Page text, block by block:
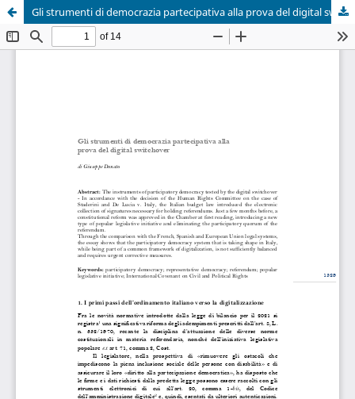
Gli strumenti di democrazia partecipativa alla prova del digital switchover